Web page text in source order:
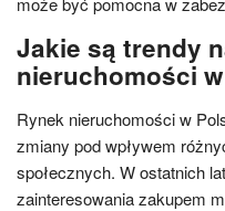
Jakie są trendy
nieruchomości
Rynek nieruchomości w
zmiany pod wpływem
społecznych. W ostatnich
zainteresowania zakupem